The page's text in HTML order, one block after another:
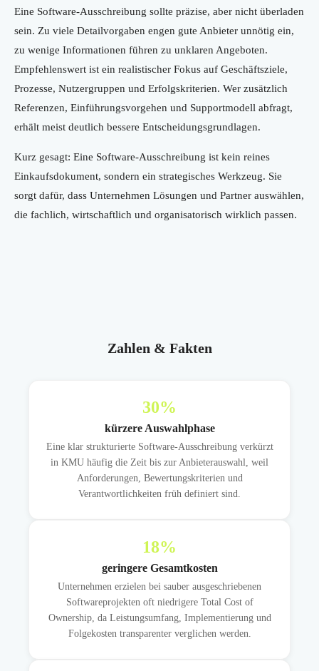
Eine Software-Ausschreibung sollte präzise, aber nicht überladen
sein. Zu viele Detailvorgaben engen gute Anbieter unnötig ein,
zu wenige Informationen führen zu unklaren Angeboten.
Empfehlenswert ist ein realistischer Fokus auf Geschäftsziele,
Prozesse, Nutzergruppen und Erfolgskriterien. Wer zusätzlich
Referenzen, Einführungsvorgehen und Supportmodell abfragt,
erhält meist deutlich bessere Entscheidungsgrundlagen.
Kurz gesagt: Eine Software-Ausschreibung ist kein reines
Einkaufsdokument, sondern ein strategisches Werkzeug. Sie
sorgt dafür, dass Unternehmen Lösungen und Partner auswählen,
die fachlich, wirtschaftlich und organisatorisch wirklich passen.
Zahlen & Fakten
30%
kürzere Auswahlphase
Eine klar strukturierte Software-Ausschreibung verkürzt
in KMU häufig die Zeit bis zur Anbieterauswahl, weil
Anforderungen, Bewertungskriterien und
Verantwortlichkeiten früh definiert sind.
18%
geringere Gesamtkosten
Unternehmen erzielen bei sauber ausgeschriebenen
Softwareprojekten oft niedrigere Total Cost of
Ownership, da Leistungsumfang, Implementierung und
Folgekosten transparenter verglichen werden.